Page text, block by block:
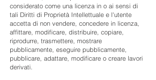
considerato come una licenza in o ai sensi di
tali Diritti di Proprietà Intellettuale e l'utente
accetta di non vendere, concedere in licenza,
affittare, modificare, distribuire, copiare,
riprodurre, trasmettere, mostrare
pubblicamente, eseguire pubblicamente,
pubblicare, adattare, modificare o creare lavori
derivati.